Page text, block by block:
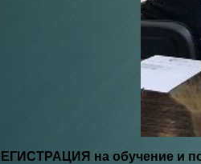
на обучение и